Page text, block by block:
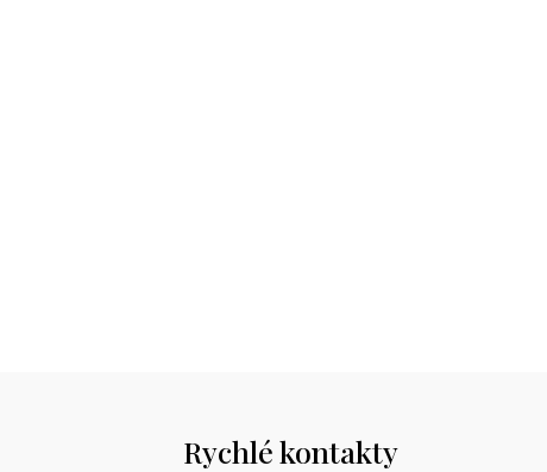
Rychlé kontakty